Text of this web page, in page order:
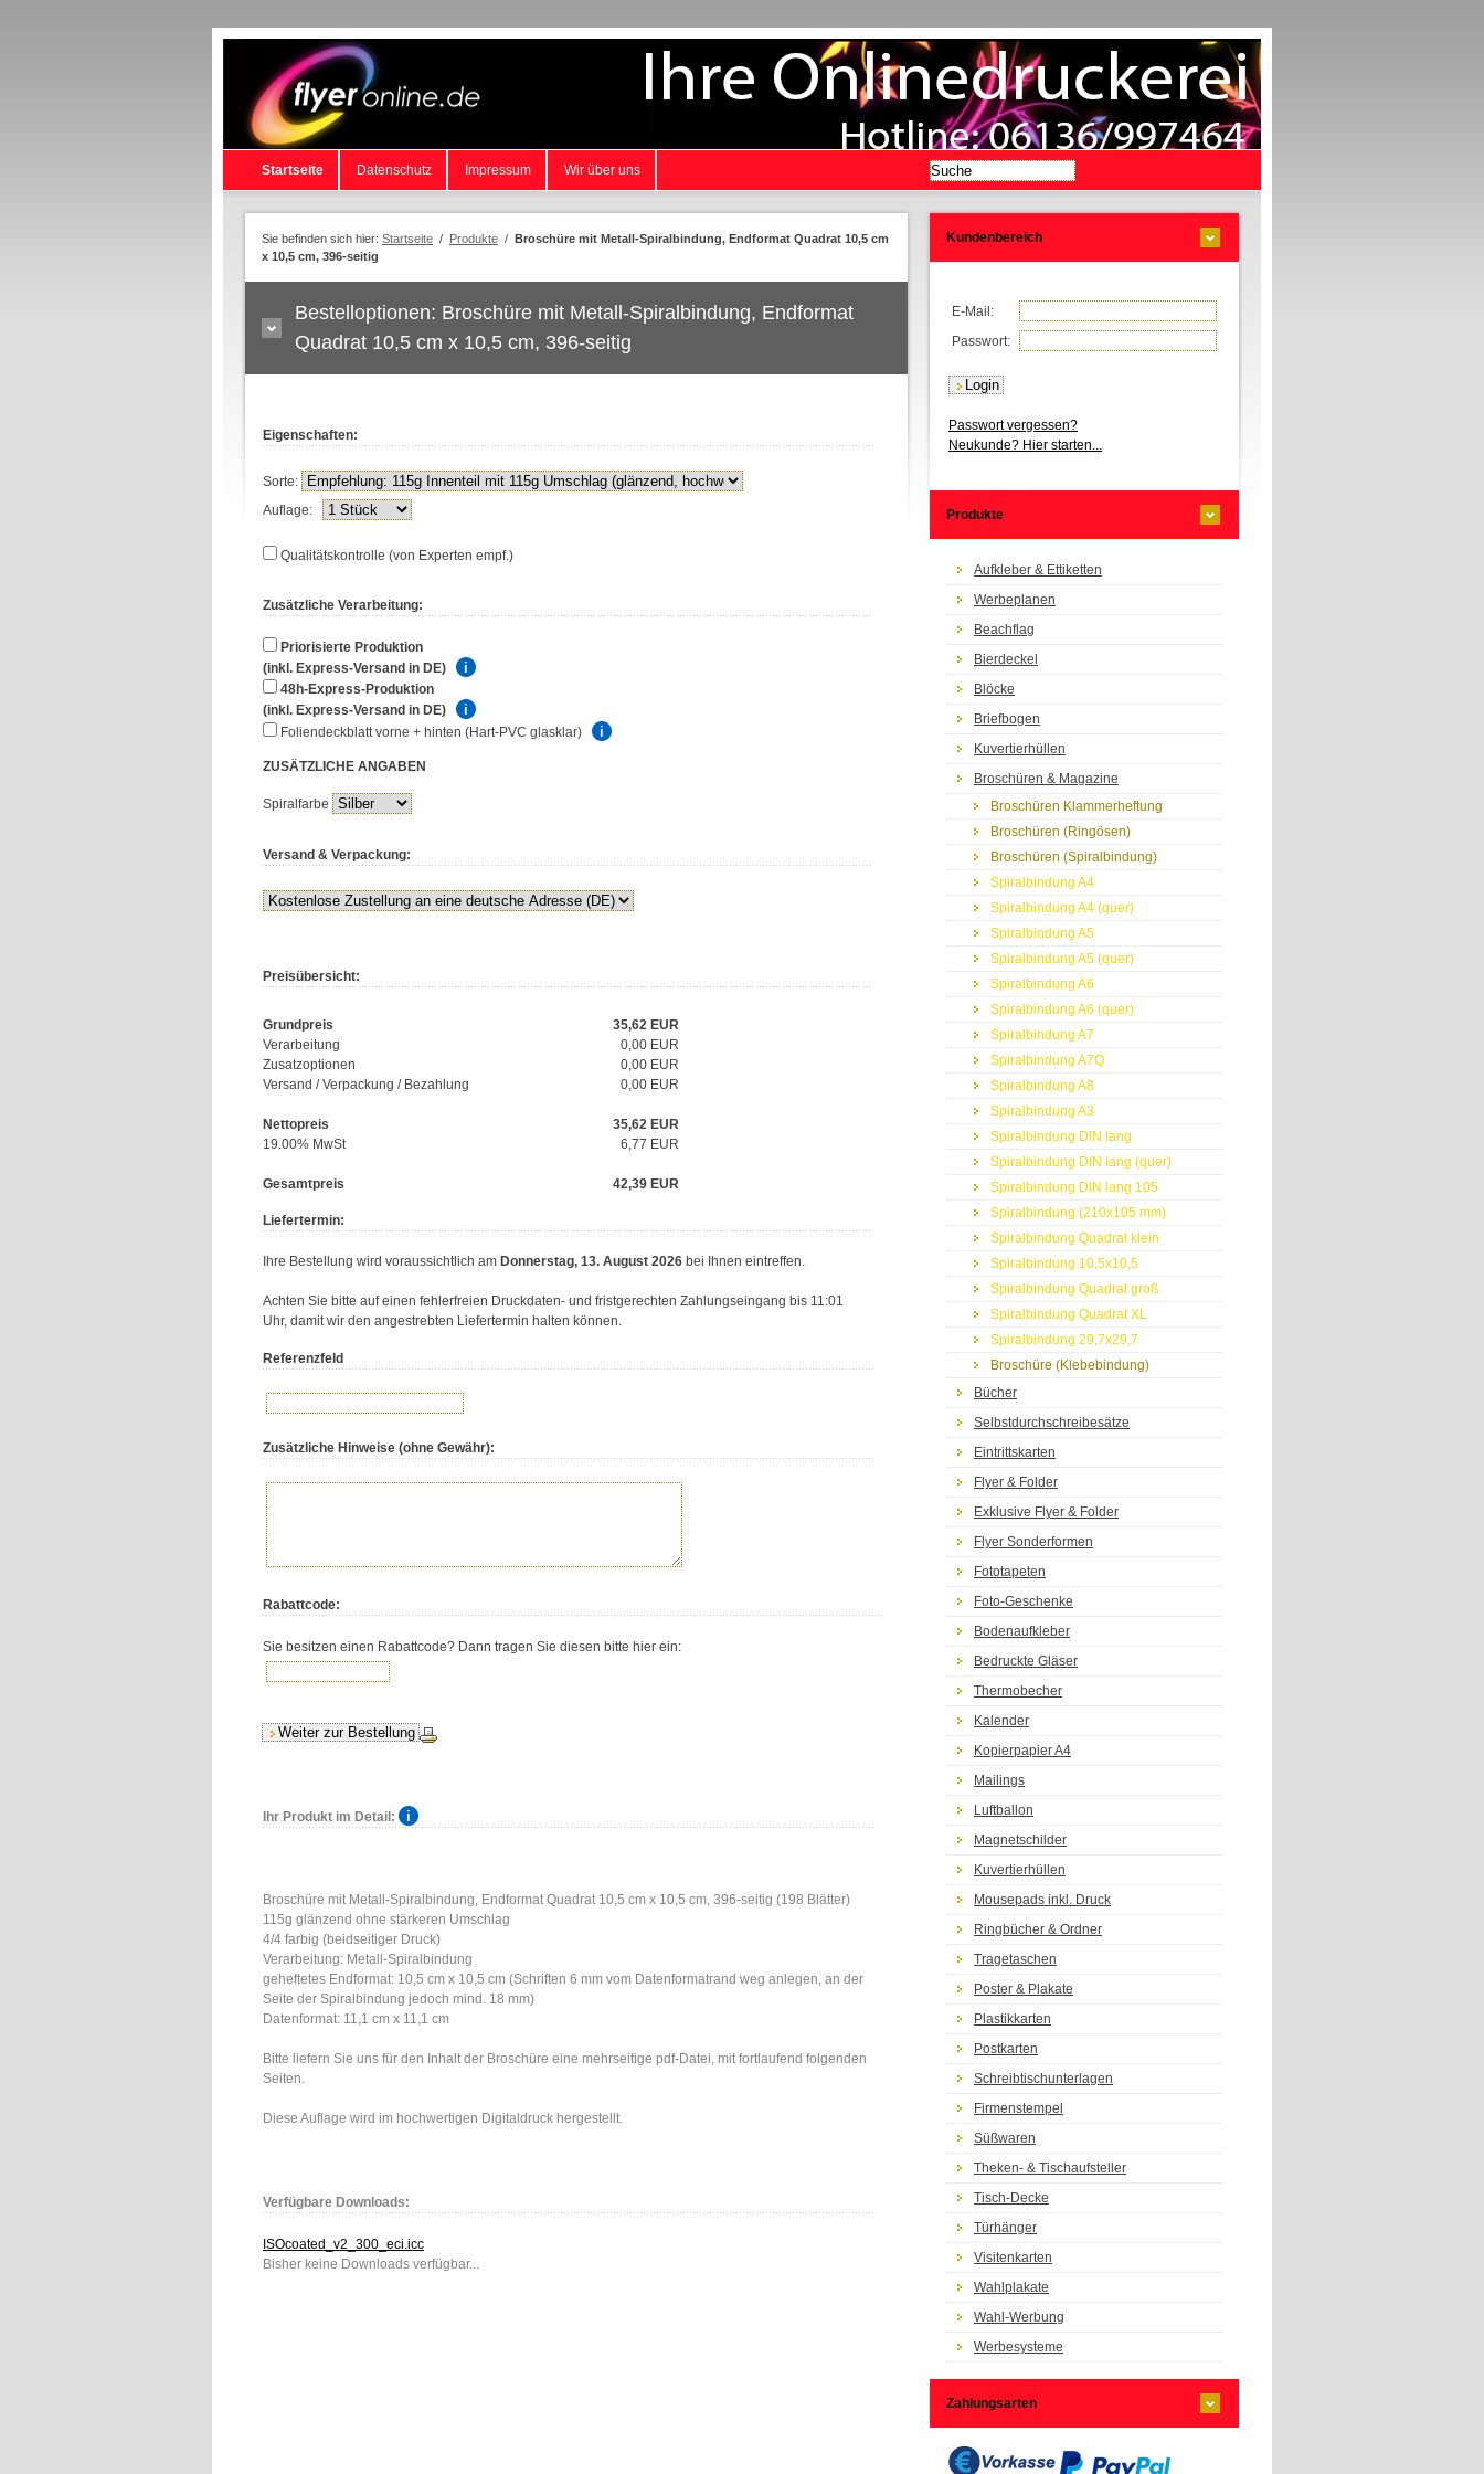
Startseite Datenschutz Impressum Wir über uns
Sie befinden sich hier: Startseite / Produkte / Broschüre mit Metall-Spiralbindung, Endformat Quadrat 10,5 cm
x 10,5 cm, 396-seitig
Bestelloptionen: Broschüre mit Metall-Spiralbindung, Endformat
Quadrat 10,5 cm x 10,5 cm, 396-seitig
Eigenschaften:
Sorte:
Auflage:
Qualitätskontrolle (von Experten empf.)
Zusätzliche Verarbeitung:
Priorisierte Produktion
(inkl. Express-Versand in DE)
48h-Express-Produktion
(inkl. Express-Versand in DE)
Foliendeckblatt vorne + hinten (Hart-PVC glasklar)
ZUSÄTZLICHE ANGABEN
Spiralfarbe
Versand & Verpackung:
Preisübersicht:
Grundpreis 35,62 EUR
Verarbeitung
0,00 EUR
Zusatzoptionen
0,00 EUR
Versand / Verpackung / Bezahlung
0,00 EUR
Nettopreis 35,62 EUR
19.00% MwSt
6,77 EUR
Gesamtpreis 42,39 EUR
Liefertermin:
Ihre Bestellung wird voraussichtlich am Donnerstag, 13. August 2026 bei Ihnen eintreffen.
Achten Sie bitte auf einen fehlerfreien Druckdaten- und fristgerechten Zahlungseingang bis 11:01
Uhr, damit wir den angestrebten Liefertermin halten können.
Referenzfeld
Zusätzliche Hinweise (ohne Gewähr):
Rabattcode:
Sie besitzen einen Rabattcode? Dann tragen Sie diesen bitte hier ein:
Ihr Produkt im Detail:
Broschüre mit Metall-Spiralbindung, Endformat Quadrat 10,5 cm x 10,5 cm, 396-seitig (198 Blätter)
115g glänzend ohne stärkeren Umschlag
4/4 farbig (beidseitiger Druck)
Verarbeitung: Metall-Spiralbindung
geheftetes Endformat: 10,5 cm x 10,5 cm (Schriften 6 mm vom Datenformatrand weg anlegen, an der
Seite der Spiralbindung jedoch mind. 18 mm)
Datenformat: 11,1 cm x 11,1 cm
Bitte liefern Sie uns für den Inhalt der Broschüre eine mehrseitige pdf-Datei, mit fortlaufend folgenden
Seiten.
Diese Auflage wird im hochwertigen Digitaldruck hergestellt.
Verfügbare Downloads:
ISOcoated_v2_300_eci.icc
Bisher keine Downloads verfügbar...
Kundenbereich
E-Mail:
Passwort:
Passwort vergessen?
Neukunde? Hier starten...
Produkte
Aufkleber & Ettiketten
Werbeplanen
Beachflag
Bierdeckel
Blöcke
Briefbogen
Kuvertierhüllen
Broschüren & Magazine
Broschüren Klammerheftung
Broschüren (Ringösen)
Broschüren (Spiralbindung)
Spiralbindung A4
Spiralbindung A4 (quer)
Spiralbindung A5
Spiralbindung A5 (quer)
Spiralbindung A6
Spiralbindung A6 (quer)
Spiralbindung A7
Spiralbindung A7Q
Spiralbindung A8
Spiralbindung A3
Spiralbindung DIN lang
Spiralbindung DIN lang (quer)
Spiralbindung DIN lang 105
Spiralbindung (210x105 mm)
Spiralbindung Quadrat klein
Spiralbindung 10,5x10,5
Spiralbindung Quadrat groß
Spiralbindung Quadrat XL
Spiralbindung 29,7x29,7
Broschüre (Klebebindung)
Bücher
Selbstdurchschreibesätze
Eintrittskarten
Flyer & Folder
Exklusive Flyer & Folder
Flyer Sonderformen
Fototapeten
Foto-Geschenke
Bodenaufkleber
Bedruckte Gläser
Thermobecher
Kalender
Kopierpapier A4
Mailings
Luftballon
Magnetschilder
Kuvertierhüllen
Mousepads inkl. Druck
Ringbücher & Ordner
Tragetaschen
Poster & Plakate
Plastikkarten
Postkarten
Schreibtischunterlagen
Firmenstempel
Süßwaren
Theken- & Tischaufsteller
Tisch-Decke
Türhänger
Visitenkarten
Wahlplakate
Wahl-Werbung
Werbesysteme
Zahlungsarten